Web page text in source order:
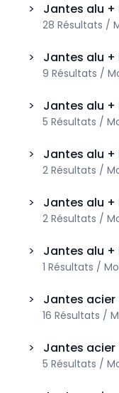
> Jantes alu +
28 Résultats /
> Jantes alu +
9 Résultats /
> Jantes alu +
5 Résultats /
> Jantes alu +
2 Résultats /
> Jantes alu +
2 Résultats /
> Jantes alu +
1 Résultats /
> Jantes acier
16 Résultats /
> Jantes acier
5 Résultats /